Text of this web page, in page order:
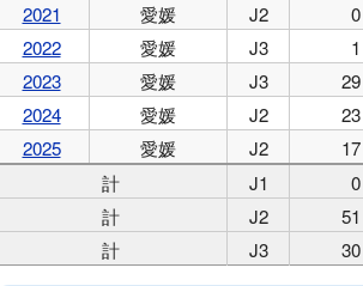
2021
愛媛 J2 0
2022
愛媛 J3 1
2023
愛媛 J3 29
2024
愛媛 J2 23
2025
愛媛 J2 17
計
J1 0
計
J2 51
計
J3 30